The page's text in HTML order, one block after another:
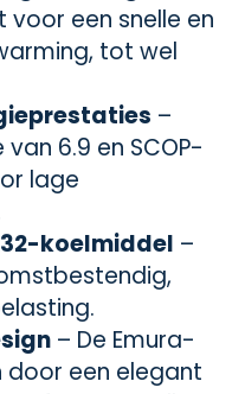
voor een snelle en
tot wel
–
van 6.9 en SCOP-
lage
koelmiddel –
– De Emura-
door een elegant